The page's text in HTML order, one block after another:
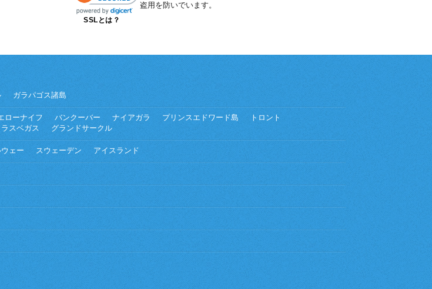
SSLとは？
盗用を防いでいます。
ガラパゴス諸島
ローナイフ バンクーバー ナイアガラ プリンスエドワード島
トロント
ラスベガス グランドサークル
ウェー スウェーデン アイスランド